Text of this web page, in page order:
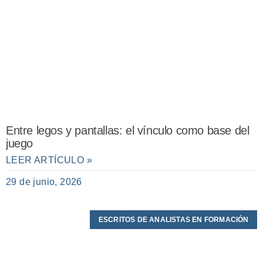
Entre legos y pantallas: el vínculo como base del
juego
LEER ARTÍCULO »
29 de junio, 2026
ESCRITOS DE ANALISTAS EN FORMACIÓN